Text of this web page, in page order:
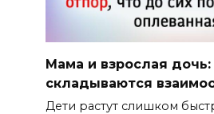
Мама и взрослая
складываются
Дети растут слишком